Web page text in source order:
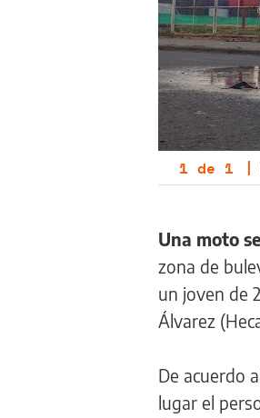
1 de 1 |
Una moto
zona de
un joven de
Álvarez
De acuerdo
lugar el